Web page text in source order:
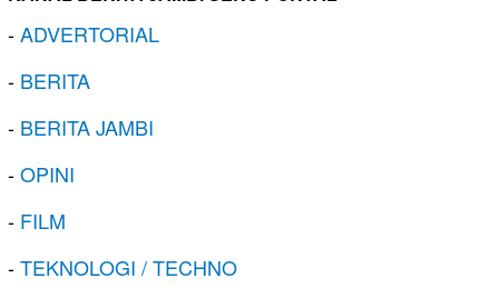
-ADVERTORIAL
- BERITA
- BERITA JAMBI
-OPINI
- FILM
-TEKNOLOGI / TECHNO